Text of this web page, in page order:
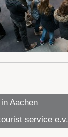
Aachen
service e.v.